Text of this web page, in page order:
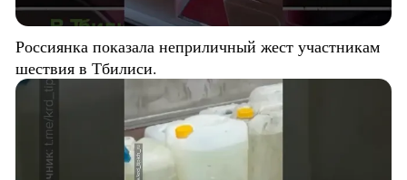
Россиянка показала неприличный жест участникам
шествия в Тбилиси.